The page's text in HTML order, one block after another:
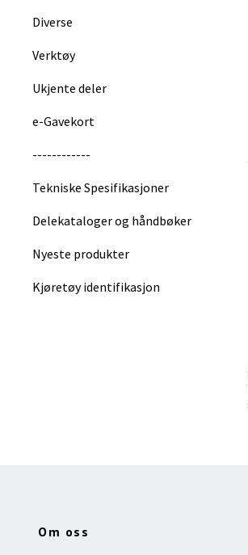
Diverse
Verktøy
Ukjente deler
e-Gavekort
------------
Tekniske Spesifikasjoner
Delekataloger og håndbøker
Nyeste produkter
Kjøretøy identifikasjon
Om oss